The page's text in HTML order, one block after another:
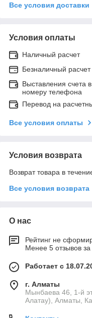
Все условия доставки
Условия оплаты
Наличный расчет
Безналичный
Выставления счета
номеру телефона
Перевод на
Все условия оплаты
Условия возврата
Возврат товара в
Все условия возврата
О нас
Рейтинг не
Менее 5 отзывов
Работает с
г. Алматы
Мынбаева 46, 1-й
Алатау), Алматы,